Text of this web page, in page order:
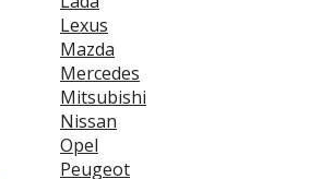
Lexus
Mazda
Mercedes
Mitsubishi
Nissan
Opel
Peugeot